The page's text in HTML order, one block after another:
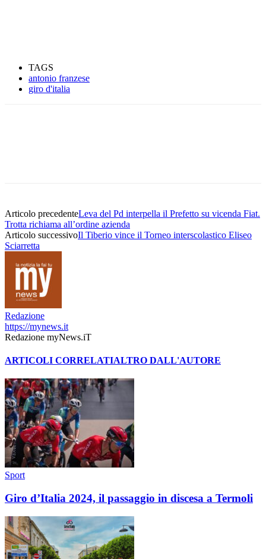
TAGS
antonio franzese
giro d'italia
Articolo precedenteLeva del Pd interpella il Prefetto su vicenda Fiat.
Trotta richiama all’ordine azienda
Articolo successivoIl Tiberio vince il Torneo interscolastico Eliseo
Sciarretta
Redazione
https://mynews.it
Redazione myNews.iT
ARTICOLI CORRELATIALTRO DALL'AUTORE
Sport
Giro d’Italia 2024, il passaggio in discesa a Termoli